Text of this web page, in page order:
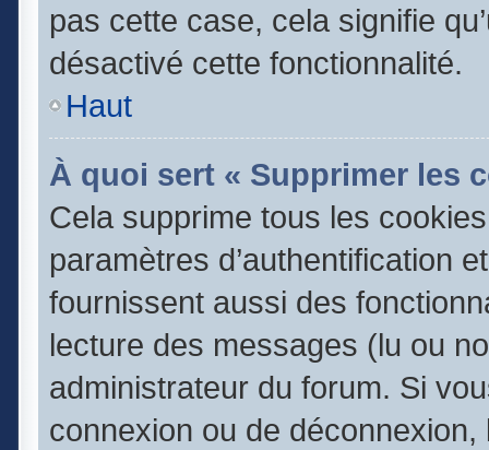
pas cette case, cela signifie
désactivé cette fonctionnalité.
Haut
À quoi sert « Supprimer les
Cela supprime tous les
paramètres d’authentification
fournissent aussi des
lecture des messages (lu ou
administrateur du forum. Si
connexion ou de